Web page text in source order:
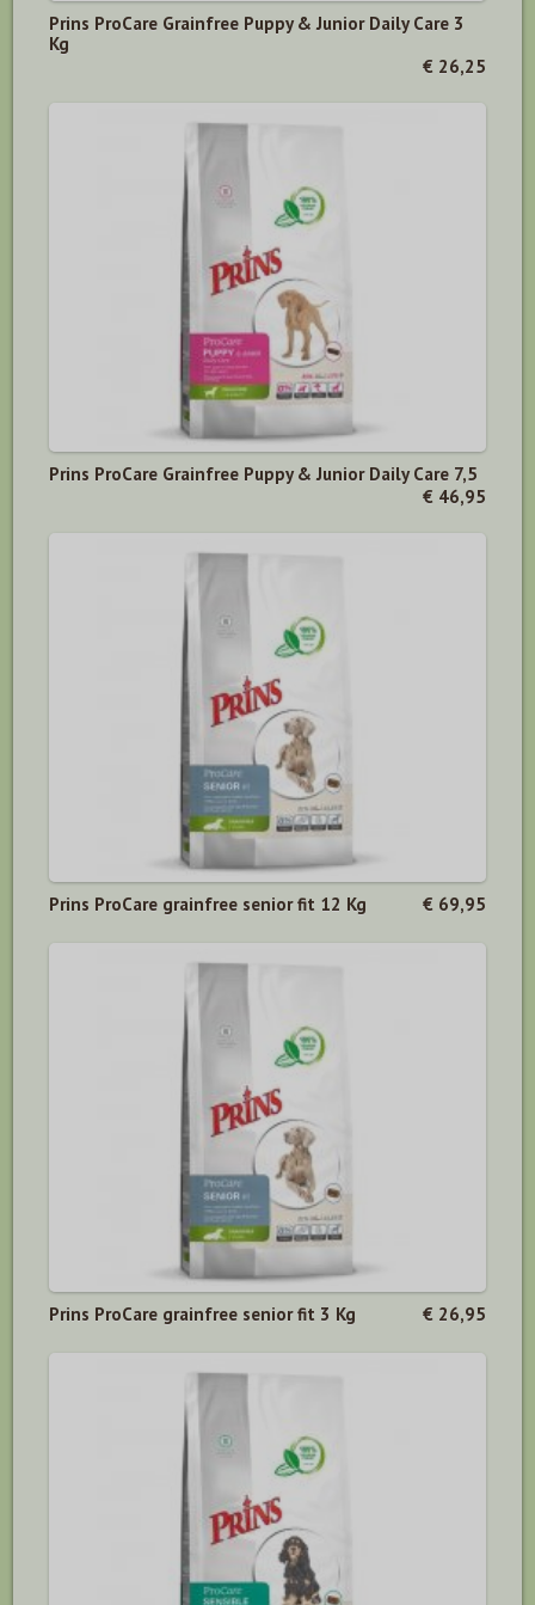
Prins ProCare Grainfree Puppy & Junior Daily Care 3
Kg
€ 26,25
Prins ProCare Grainfree Puppy & Junior Daily Care 7,5
€ 46,95
Prins ProCare grainfree senior fit 12 Kg € 69,95
Prins ProCare grainfree senior fit 3 Kg € 26,95